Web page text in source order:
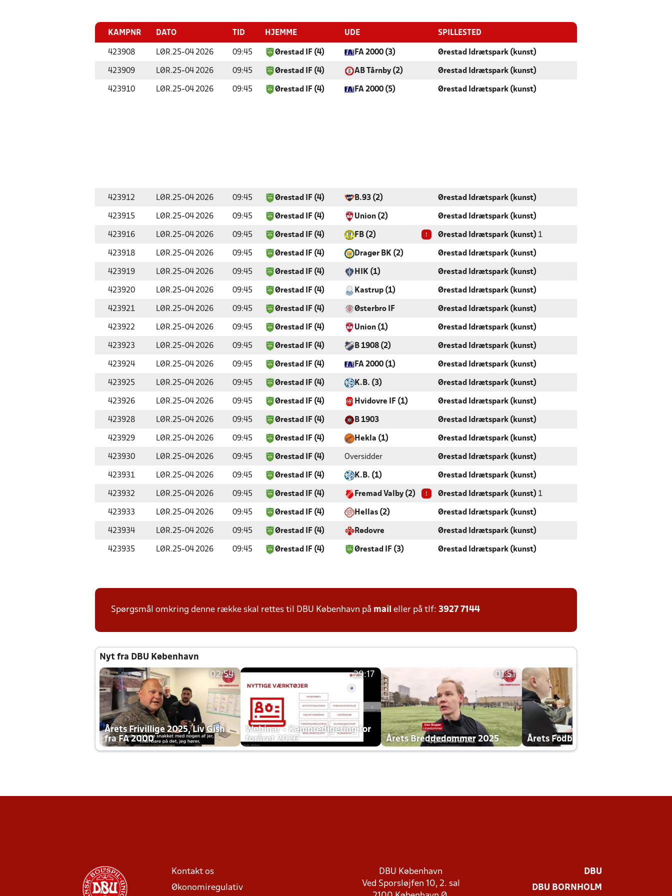
KAMPNR DATO TID HJEMME UDE SPILLESTED
423908 LØR.25-04 2026 09:45 Ørestad IF (4) FA 2000 (3) Ørestad Idrætspark (kunst)
423909 LØR.25-04 2026 09:45 Ørestad IF (4) AB Tårnby (2) Ørestad Idrætspark (kunst)
423910 LØR.25-04 2026 09:45 Ørestad IF (4) FA 2000 (5) Ørestad Idrætspark (kunst)
423912 LØR.25-04 2026 09:45 Ørestad IF (4) B.93 (2) Ørestad Idrætspark (kunst)
423915 LØR.25-04 2026 09:45 Ørestad IF (4) Union (2) Ørestad Idrætspark (kunst)
423916 LØR.25-04 2026 09:45 Ørestad IF (4) FB (2) ! Ørestad Idrætspark (kunst) 1
423918 LØR.25-04 2026 09:45 Ørestad IF (4) Dragør BK (2) Ørestad Idrætspark (kunst)
423919 LØR.25-04 2026 09:45 Ørestad IF (4) HIK (1) Ørestad Idrætspark (kunst)
423920 LØR.25-04 2026 09:45 Ørestad IF (4) Kastrup (1) Ørestad Idrætspark (kunst)
423921 LØR.25-04 2026 09:45 Ørestad IF (4) Østerbro IF Ørestad Idrætspark (kunst)
423922 LØR.25-04 2026 09:45 Ørestad IF (4) Union (1) Ørestad Idrætspark (kunst)
423923 LØR.25-04 2026 09:45 Ørestad IF (4) B 1908 (2) Ørestad Idrætspark (kunst)
423924 LØR.25-04 2026 09:45 Ørestad IF (4) FA 2000 (1) Ørestad Idrætspark (kunst)
423925 LØR.25-04 2026 09:45 Ørestad IF (4) K.B. (3) Ørestad Idrætspark (kunst)
423926 LØR.25-04 2026 09:45 Ørestad IF (4) Hvidovre IF (1) Ørestad Idrætspark (kunst)
423928 LØR.25-04 2026 09:45 Ørestad IF (4) B 1903 Ørestad Idrætspark (kunst)
423929 LØR.25-04 2026 09:45 Ørestad IF (4) Hekla (1) Ørestad Idrætspark (kunst)
423930 LØR.25-04 2026 09:45 Ørestad IF (4) Oversidder Ørestad Idrætspark (kunst)
423931 LØR.25-04 2026 09:45 Ørestad IF (4) K.B. (1) Ørestad Idrætspark (kunst)
423932 LØR.25-04 2026 09:45 Ørestad IF (4) Fremad Valby (2) ! Ørestad Idrætspark (kunst) 1
423933 LØR.25-04 2026 09:45 Ørestad IF (4) Hellas (2) Ørestad Idrætspark (kunst)
423934 LØR.25-04 2026 09:45 Ørestad IF (4) Rødovre Ørestad Idrætspark (kunst)
423935 LØR.25-04 2026 09:45 Ørestad IF (4) Ørestad IF (3) Ørestad Idrætspark (kunst)
Spørgsmål omkring denne række skal rettes til DBU København på mail eller på tlf: 3927 7144
Nyt fra DBU København
02:54
Årets Frivillige 2025, Liv Gish
fra FA 2000
29:17
Webinar - Kampredigering for
foråret 2026
01:51
Årets Breddedommer 2025 Årets Fodboldklub 2025 mp4
Kontakt os
Økonomiregulativ
DBU København
Ved Sporsløjfen 10, 2. sal
DBU
DBU BORNHOLM